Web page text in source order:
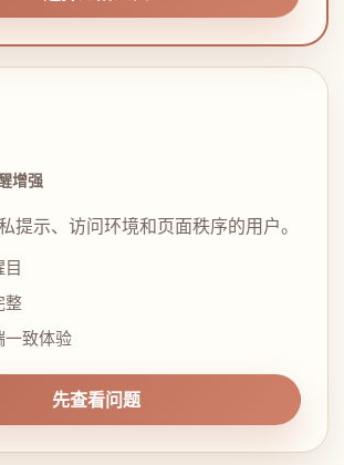
增强
提示、访问环境和页面秩序的用户。
目
整
一致体验
先查看问题